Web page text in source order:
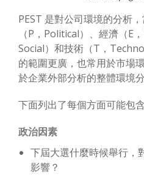
PEST 是對公司環境的分析
（P，Political）、經濟（E
Social）和技術（T，
的範圍更廣，也常用於市場
於企業外部分析的整體環境分
下面列出了每個方面可能包含
政治因素
下屆大選什麼時候舉行，
影響？